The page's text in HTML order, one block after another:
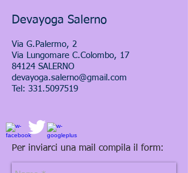
Devayoga Salerno
Via G.Palermo, 2
Via Lungomare C.Colombo, 17
84124 SALERNO
devayoga.salerno@gmail.com
Tel: 331.5097519
Per inviarci una mail compila il form: